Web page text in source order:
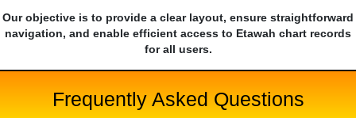
Our objective is to provide a clear layout, ensure straightforward
navigation, and enable efficient access to Etawah chart records
for all users.
Frequently Asked Questions